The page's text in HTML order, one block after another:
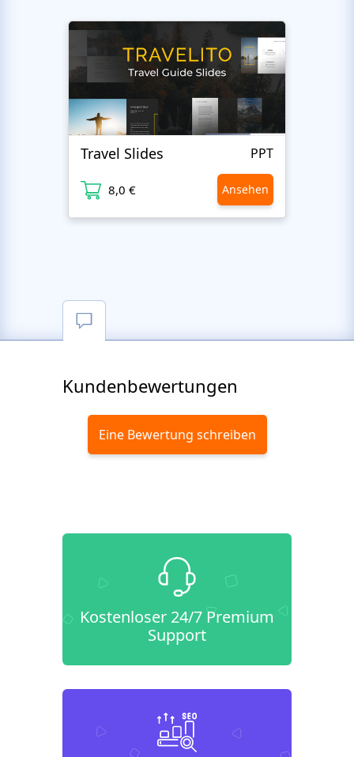
Travel Slides PPT
8,0 € Ansehen
Kundenbewertungen
Eine Bewertung schreiben
Kostenloser 24/7 Premium
Support